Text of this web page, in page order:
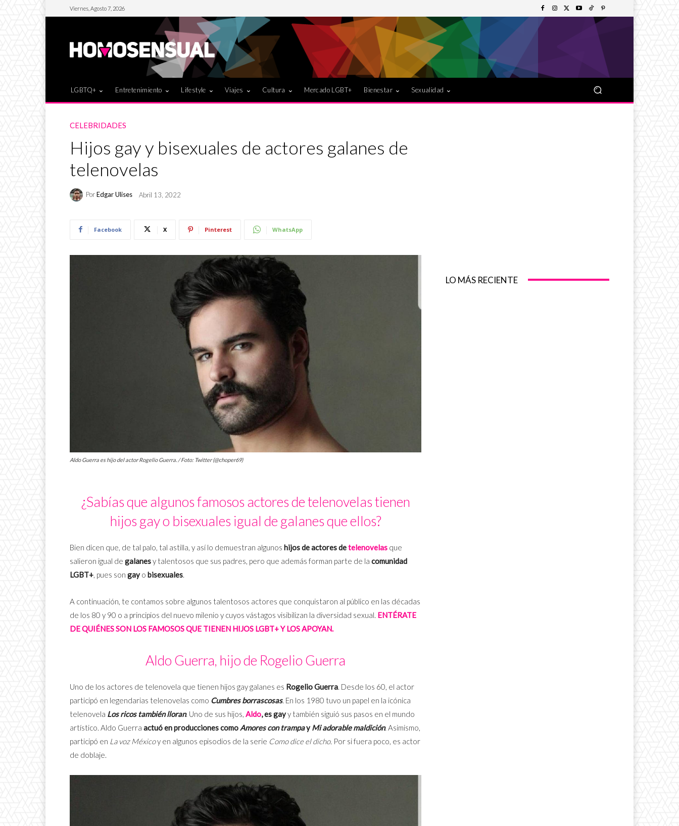
Viernes, Agosto 7, 2026
LGBTQ+ Entretenimiento Lifestyle Viajes Cultura Mercado LGBT+ Bienestar Sexualidad
CELEBRIDADES
Hijos gay y bisexuales de actores galanes de
telenovelas
PorEdgar Ulises Abril 13, 2022
Facebook X Pinterest WhatsApp
Aldo Guerra es hijo del actor Rogelio Guerra. / Foto: Twitter (@choper69)
¿Sabías que algunos famosos actores de telenovelas tienen
hijos gay o bisexuales igual de galanes que ellos?
Bien dicen que, de tal palo, tal astilla, y así lo demuestran algunos hijos de actores detelenovelas que
salieron igual de galanesy talentosos que sus padres, pero que además forman parte de la comunidad
LGBT+, pues son gayo bisexuales.
A continuación, te contamos sobre algunos talentosos actores que conquistaron al público en las décadas
de los 80 y 90 o a principios del nuevo milenio y cuyos vástagos visibilizan la diversidad sexual. ENTÉRATE
DE QUIÉNES SON LOS FAMOSOS QUE TIENEN HIJOS LGBT+ Y LOS APOYAN.
Aldo Guerra, hijo de Rogelio Guerra
Uno de los actores de telenovela que tienen hijos gay galanes es Rogelio Guerra. Desde los 60, el actor
participó en legendarias telenovelas como Cumbres borrascosas. En los 1980 tuvo un papel en la icónica
telenovela Los ricos también lloran. Uno de sus hijos, Aldo, es gayy también siguió sus pasos en el mundo
artístico. Aldo Guerra actuó en producciones comoAmores con trampayMi adorable maldición. Asimismo,
participó en La voz Méxicoy en algunos episodios de la serie Como dice el dicho. Por si fuera poco, es actor
de doblaje.
LO MÁS RECIENTE